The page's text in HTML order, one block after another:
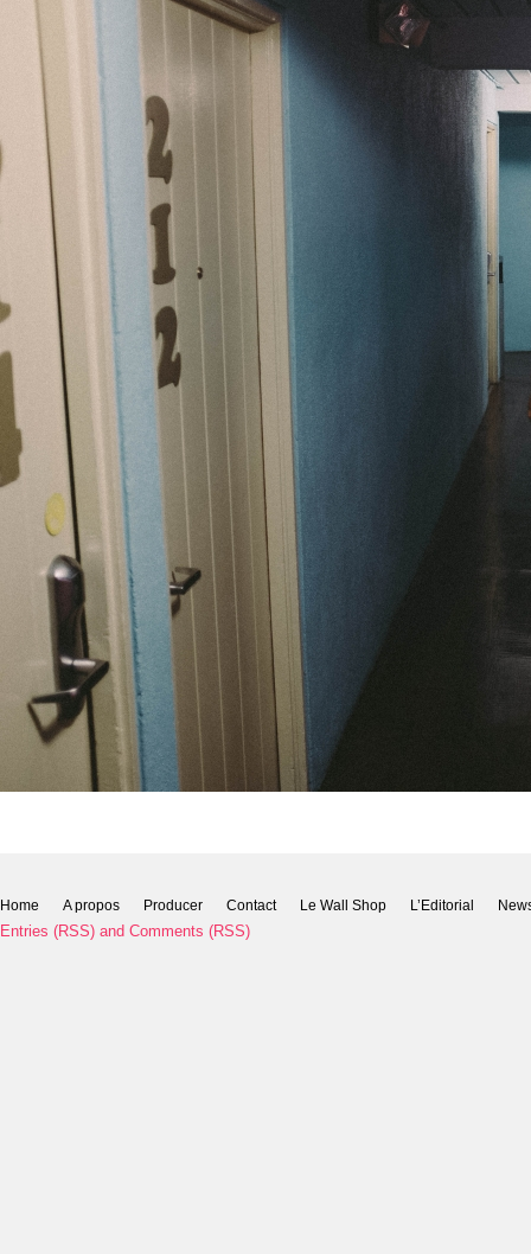
Home A propos Producer Contact Le Wall Shop L’Editorial
Entries (RSS) and Comments (RSS)